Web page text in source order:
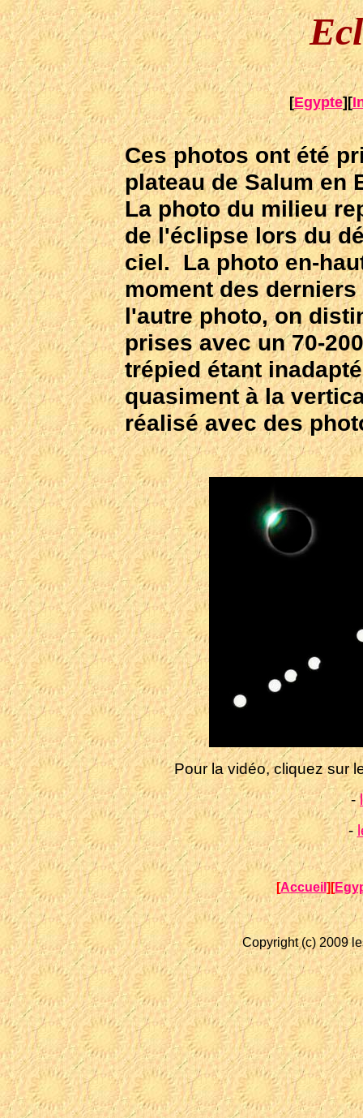
[Egypte][
Ces photos ont été
plateau de Salum en
La photo du milieu
de l'éclipse lors du
ciel. La photo en-
moment des
l'autre photo, on
prises avec un 70-
trépied étant
quasiment à la
réalisé avec des
Pour la vidéo, cliquez sur
-
-
[Accueil ][
Copyright (c) 2009